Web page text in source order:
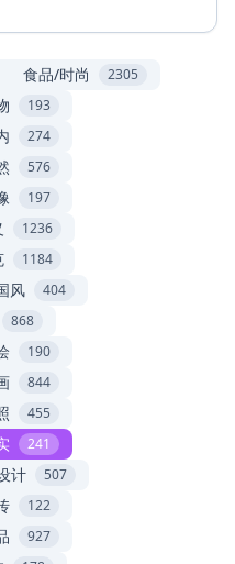
食品/时尚 2305
193
274
576
197
1236
1184
风 404
868
190
844
455
241
计 507
122
927